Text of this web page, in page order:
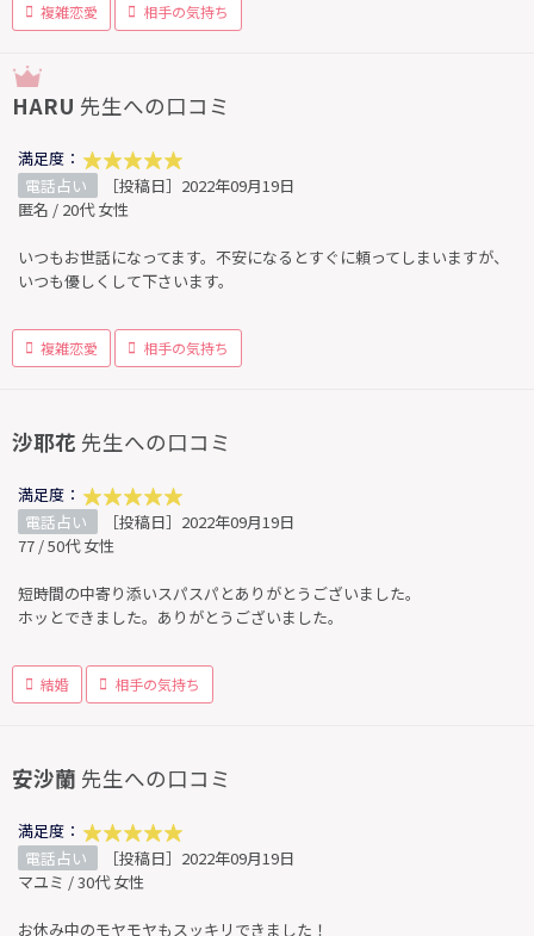
複雑恋愛 相手の気持ち
HARU 先生への口コミ
満足度：
電話占い
［投稿日］2022年09月19日
匿名 / 20代 女性
いつもお世話になってます。不安になるとすぐに頼ってしまいますが、
いつも優しくして下さいます。
複雑恋愛 相手の気持ち
沙耶花 先生への口コミ
満足度：
電話占い
［投稿日］2022年09月19日
77 / 50代 女性
短時間の中寄り添いスパスパとありがとうございました。
ホッとできました。ありがとうございました。
結婚 相手の気持ち
安沙蘭 先生への口コミ
満足度：
電話占い
［投稿日］2022年09月19日
マユミ / 30代 女性
お休み中のモヤモヤもスッキリできました！